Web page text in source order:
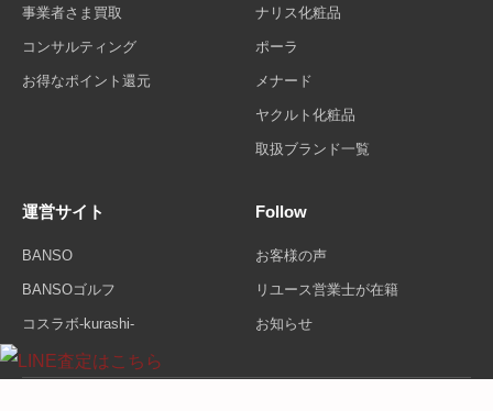
事業者さま買取
コンサルティング
お得なポイント還元
ナリス化粧品
ポーラ
メナード
ヤクルト化粧品
取扱ブランド一覧
運営サイト
BANSO
BANSOゴルフ
コスラボ-kurashi-
Follow
お客様の声
リユース営業士が在籍
お知らせ